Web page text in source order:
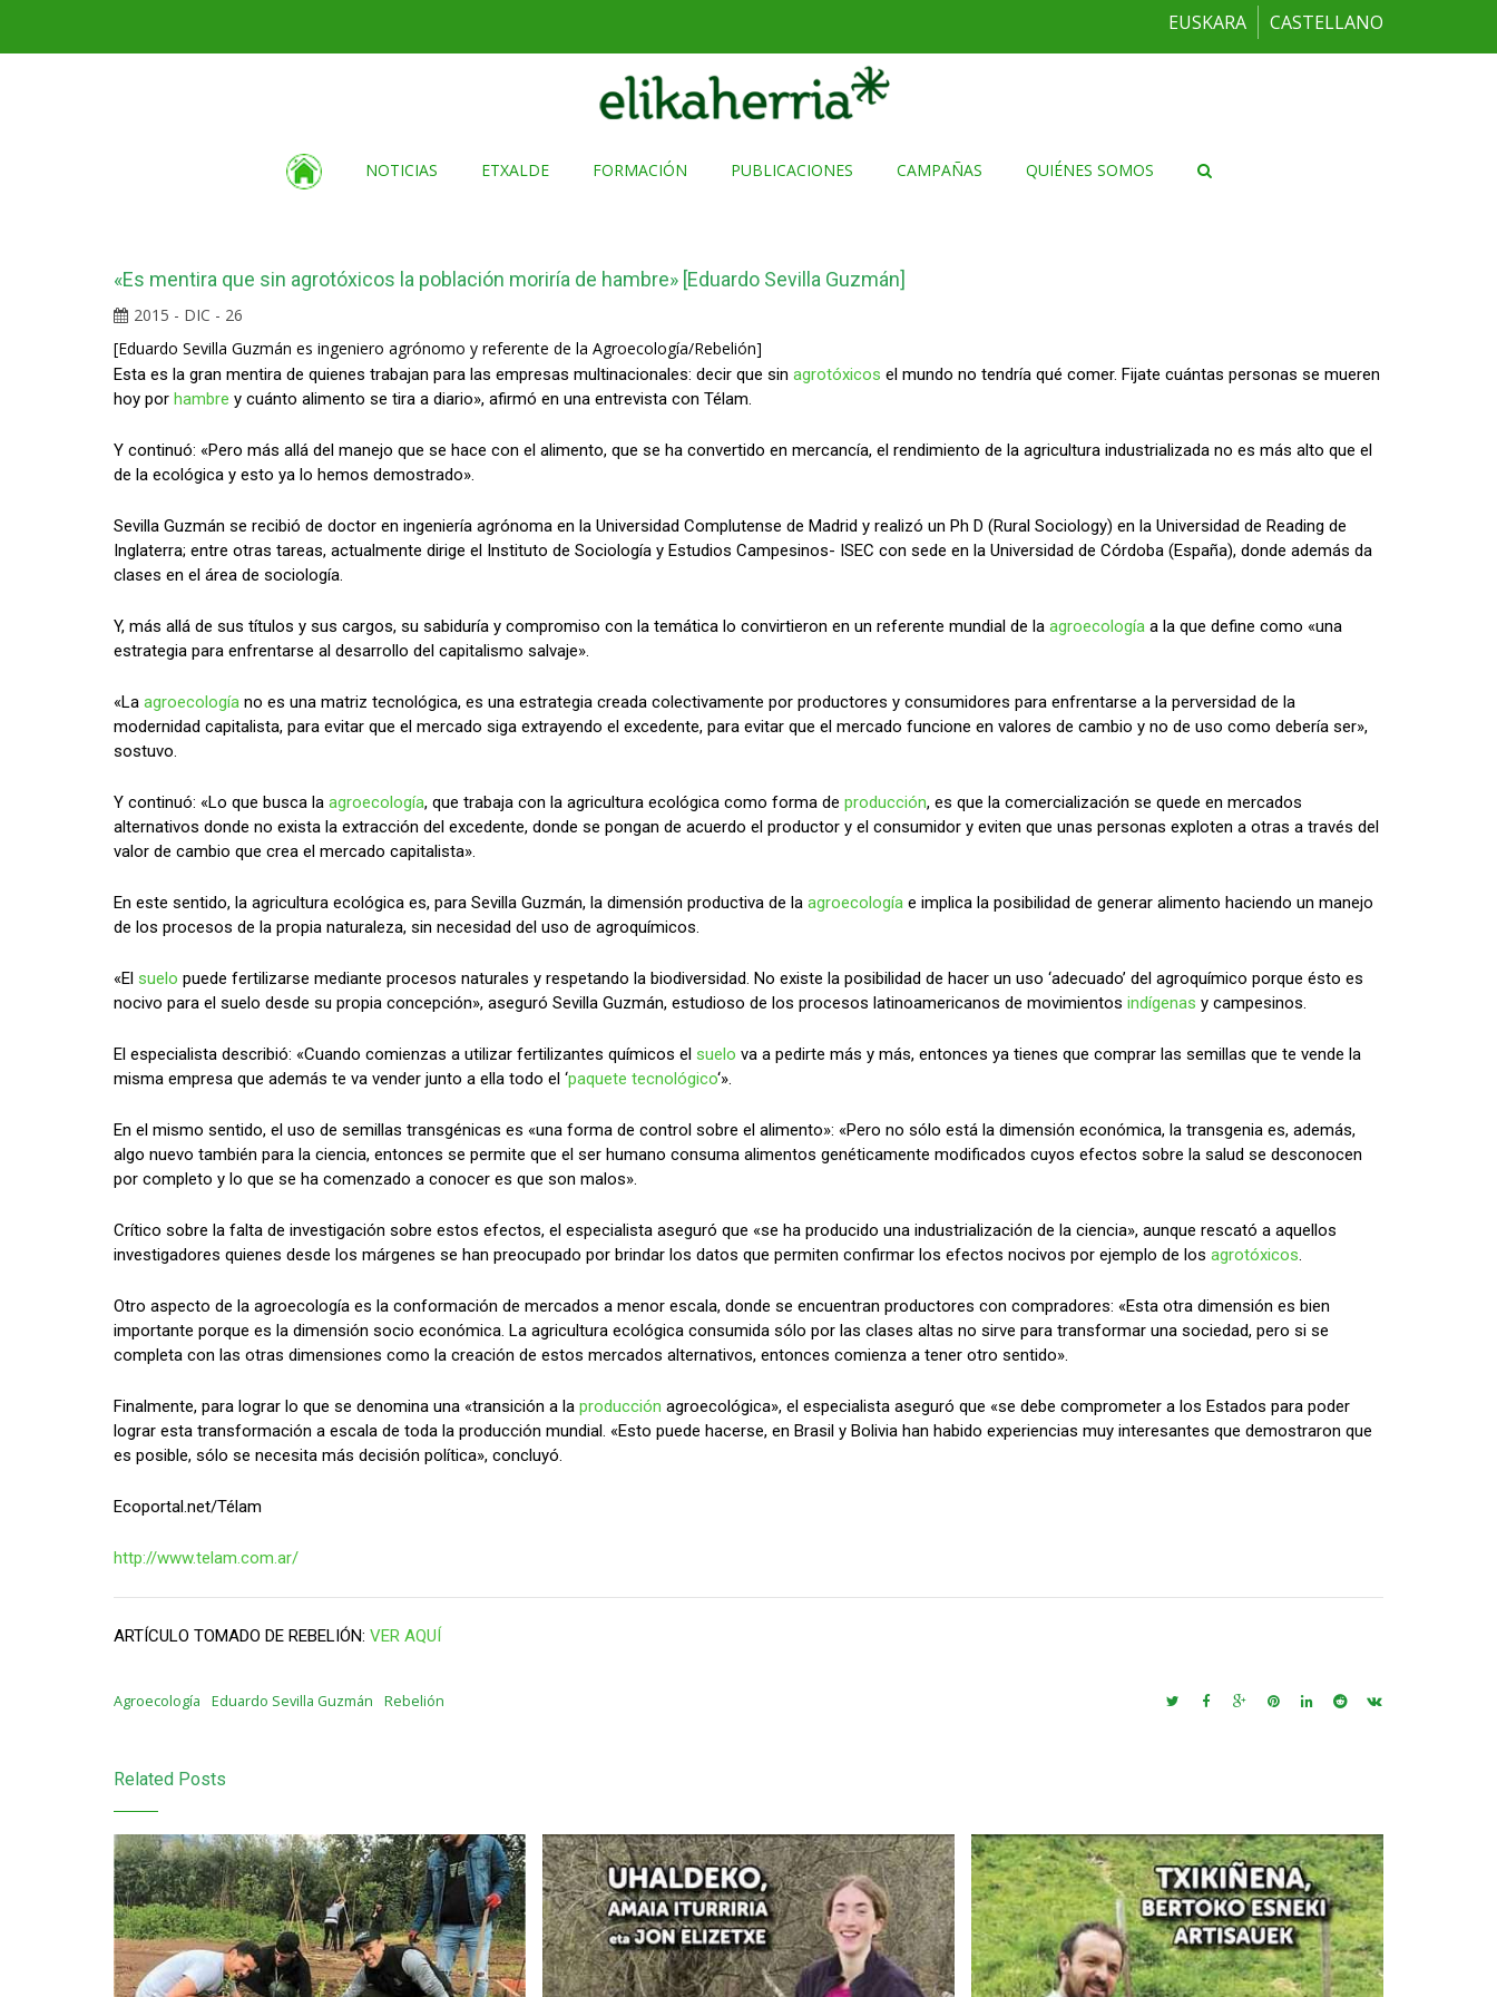
EUSKARA CASTELLANO
NOTICIAS ETXALDE FORMACIÓN PUBLICACIONES CAMPAÑAS QUIÉNES SOMOS
«Es mentira que sin agrotóxicos la población moriría de hambre» [Eduardo Sevilla Guzmán]
2015 - DIC - 26
[Eduardo Sevilla Guzmán es ingeniero agrónomo y referente de la Agroecología/Rebelión]
Esta es la gran mentira de quienes trabajan para las empresas multinacionales: decir que sin agrotóxicos el mundo no tendría qué comer. Fijate cuántas personas se mueren
hoy por hambre y cuánto alimento se tira a diario», afirmó en una entrevista con Télam.
Y continuó: «Pero más allá del manejo que se hace con el alimento, que se ha convertido en mercancía, el rendimiento de la agricultura industrializada no es más alto que el
de la ecológica y esto ya lo hemos demostrado».
Sevilla Guzmán se recibió de doctor en ingeniería agrónoma en la Universidad Complutense de Madrid y realizó un Ph D (Rural Sociology) en la Universidad de Reading de
Inglaterra; entre otras tareas, actualmente dirige el Instituto de Sociología y Estudios Campesinos- ISEC con sede en la Universidad de Córdoba (España), donde además da
clases en el área de sociología.
Y, más allá de sus títulos y sus cargos, su sabiduría y compromiso con la temática lo convirtieron en un referente mundial de la agroecología a la que define como «una
estrategia para enfrentarse al desarrollo del capitalismo salvaje».
«La agroecología no es una matriz tecnológica, es una estrategia creada colectivamente por productores y consumidores para enfrentarse a la perversidad de la
modernidad capitalista, para evitar que el mercado siga extrayendo el excedente, para evitar que el mercado funcione en valores de cambio y no de uso como debería ser»,
sostuvo.
Y continuó: «Lo que busca la agroecología, que trabaja con la agricultura ecológica como forma de producción, es que la comercialización se quede en mercados
alternativos donde no exista la extracción del excedente, donde se pongan de acuerdo el productor y el consumidor y eviten que unas personas exploten a otras a través del
valor de cambio que crea el mercado capitalista».
En este sentido, la agricultura ecológica es, para Sevilla Guzmán, la dimensión productiva de la agroecología e implica la posibilidad de generar alimento haciendo un manejo
de los procesos de la propia naturaleza, sin necesidad del uso de agroquímicos.
«El suelo puede fertilizarse mediante procesos naturales y respetando la biodiversidad. No existe la posibilidad de hacer un uso ‘adecuado’ del agroquímico porque ésto es
nocivo para el suelo desde su propia concepción», aseguró Sevilla Guzmán, estudioso de los procesos latinoamericanos de movimientos indígenas y campesinos.
El especialista describió: «Cuando comienzas a utilizar fertilizantes químicos el suelo va a pedirte más y más, entonces ya tienes que comprar las semillas que te vende la
misma empresa que además te va vender junto a ella todo el ‘paquete tecnológico‘».
En el mismo sentido, el uso de semillas transgénicas es «una forma de control sobre el alimento»: «Pero no sólo está la dimensión económica, la transgenia es, además,
algo nuevo también para la ciencia, entonces se permite que el ser humano consuma alimentos genéticamente modificados cuyos efectos sobre la salud se desconocen
por completo y lo que se ha comenzado a conocer es que son malos».
Crítico sobre la falta de investigación sobre estos efectos, el especialista aseguró que «se ha producido una industrialización de la ciencia», aunque rescató a aquellos
investigadores quienes desde los márgenes se han preocupado por brindar los datos que permiten confirmar los efectos nocivos por ejemplo de los agrotóxicos.
Otro aspecto de la agroecología es la conformación de mercados a menor escala, donde se encuentran productores con compradores: «Esta otra dimensión es bien
importante porque es la dimensión socio económica. La agricultura ecológica consumida sólo por las clases altas no sirve para transformar una sociedad, pero si se
completa con las otras dimensiones como la creación de estos mercados alternativos, entonces comienza a tener otro sentido».
Finalmente, para lograr lo que se denomina una «transición a la producción agroecológica», el especialista aseguró que «se debe comprometer a los Estados para poder
lograr esta transformación a escala de toda la producción mundial. «Esto puede hacerse, en Brasil y Bolivia han habido experiencias muy interesantes que demostraron que
es posible, sólo se necesita más decisión política», concluyó.
Ecoportal.net/Télam
http://www.telam.com.ar/
ARTÍCULO TOMADO DE REBELIÓN: VER AQUÍ
Agroecología Eduardo Sevilla Guzmán Rebelión
Related Posts